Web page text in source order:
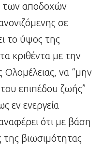
των αποδοχών
σε
το ύψος της
κριθέντα με την
να “μην
επιπέδου ζωής”
εν ενεργεία
ότι με βάση
της βιωσιμότητας